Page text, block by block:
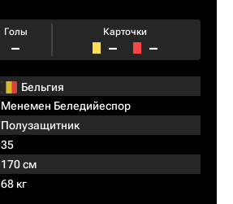
Голы
–
Карточки
– –
Бельгия
Менемен Беледийеспор
Полузащитник
35
170 см
68 кг